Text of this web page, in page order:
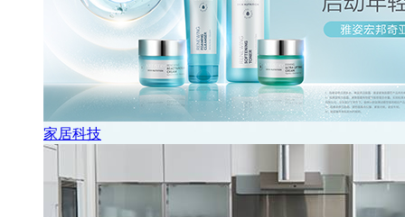
家居科技